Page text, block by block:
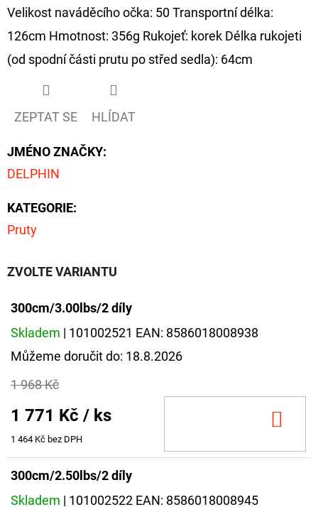
Velikost naváděcího očka: 50 Transportní délka:
126cm Hmotnost: 356g Rukojeť: korek Délka rukojeti
(od spodní části prutu po střed sedla): 64cm
ZEPTAT SE HLÍDAT
JMÉNO ZNAČKY:
DELPHIN
KATEGORIE:
Pruty
ZVOLTE VARIANTU
300cm/3.00lbs/2 díly
Skladem | 101002521 EAN: 8586018008938
Můžeme doručit do: 18.8.2026
1 968 Kč
1 771 Kč / ks
1 464 Kč bez DPH
300cm/2.50lbs/2 díly
Skladem | 101002522 EAN: 8586018008945